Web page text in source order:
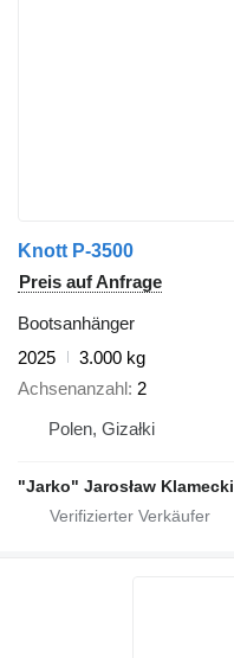
Knott P-3500
Preis auf Anfrage
Bootsanhänger
2025
3.000 kg
Achsenanzahl 2
Polen, Gizałki
"Jarko" Jarosław Klamecki